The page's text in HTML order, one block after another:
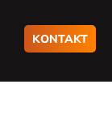
KONTAKT